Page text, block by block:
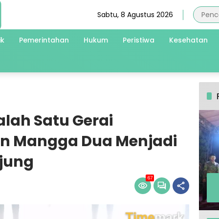
Sabtu, 8 Agustus 2026
Pemerintahan Hukum Peristiwa Kesehatan
Satu Gerai
Mangga Dua Menjadi
67